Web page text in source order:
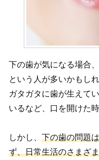
下の歯が気になる場合
という人が多いかもしれ
ガタガタに歯が生えて
いるなど、口を開けた
しかし、 下の歯の問題
ず、日常生活のさまざ